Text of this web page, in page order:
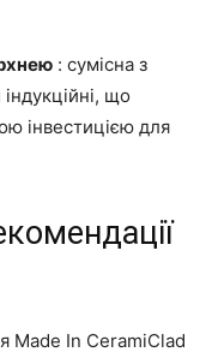
: сумісна з
що
інвестицією для
Made In CeramiClad